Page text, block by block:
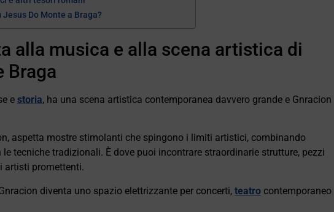
Do Monte a Braga?
alla musica e alla scena artistica di
Braga
e storia, ha una scena artistica contemporanea davvero grande e Gnracion
aspetta mostre stimolanti che spingono i limiti artistici, combinando
tecniche tradizionali. È dove puoi incontrare straordinarie strutture, pezzi
artisti promettenti.
diventa uno spazio elettrizzante per concerti, teatro contemporaneo